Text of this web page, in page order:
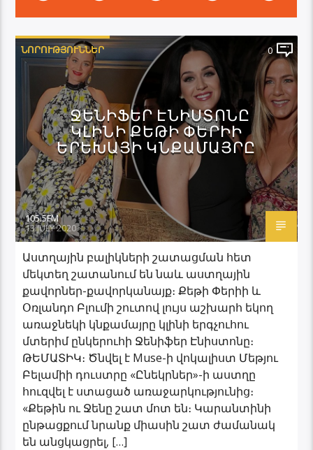
ՆՈՐՈՒԹՅՈՒՆՆԵՐ 0
ՋԵՆԻՖԵՐ ԷՆԻՍՏՈՆԸ
ԿԼԻՆԻ ՔԵԹԻ ՓԵՐԻԻ
ԵՐԵԽԱՅԻ ԿՆՔԱՄԱՅՐԸ
105.5FM
13 JULY 2020
Աստղային բալիկների շատացման հետ
մեկտեղ շատանում են նաև աստղային
քավորներ-քավորկանայք։ Քեթի Փերիի և
Օռլանդո Բլումի շուտով լույս աշխարհ եկող
առաջնեկի կնքամայրը կլինի երգչուհու
մտերիմ ընկերուհի Ջենիֆեր Էնիստոնը։
ԹԵՄԱՏԻԿ։ Ծնվել է Muse-ի վոկալիստ Մեթյու
Բելամիի դուստրը «Ընեկրներ»-ի աստղը
հուզվել է ստացած առաջարկությունից։
«Քեթին ու Ջենը շատ մոտ են։ Կարանտինի
ընթացքում նրանք միասին շատ ժամանակ
են անցկացրել, […]